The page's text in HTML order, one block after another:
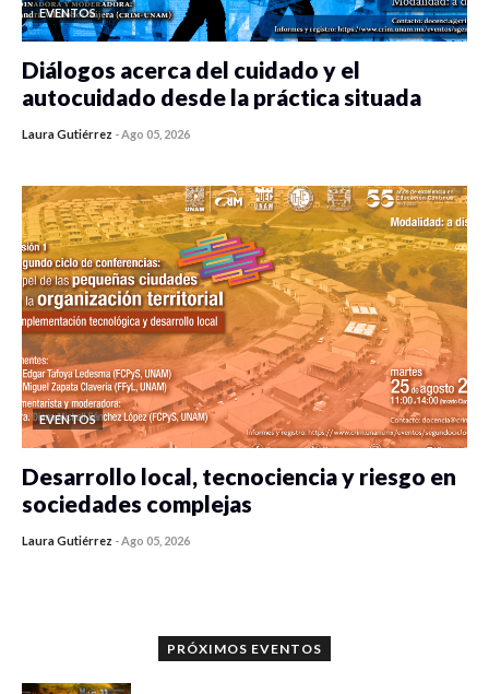
EVENTOS
Diálogos acerca del cuidado y el
autocuidado desde la práctica situada
Laura Gutiérrez -Ago 05, 2026
EVENTOS
Desarrollo local, tecnociencia y riesgo en
sociedades complejas
Laura Gutiérrez -Ago 05, 2026
PRÓXIMOS EVENTOS